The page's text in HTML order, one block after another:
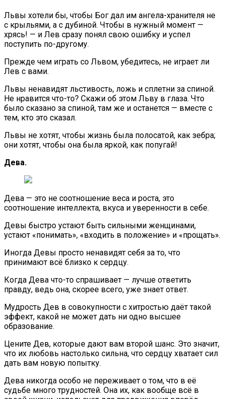
Львы хотели бы, чтобы Бог дал им ангела-хранителя не
с крыльями, а с дубиной. Чтобы в нужный момент —
хрясь! — и Лев сразу понял свою ошибку и успел
поступить по-другому.
Прежде чем играть со Львом, убедитесь, не играет ли
Лев с вами.
Львы ненавидят льстивость, ложь и сплетни за спиной.
Не нравится что-то? Скажи об этом Льву в глаза. Что
было сказано за спиной, там же и останется — вместе с
тем, кто это сказал.
Львы не хотят, чтобы жизнь была полосатой, как зебра;
они хотят, чтобы она была яркой, как попугай!
Дева.
Дева — это не соотношение веса и роста, это
соотношение интеллекта, вкуса и уверенности в себе.
Девы быстро устают быть сильными женщинами,
устают «понимать», «входить в положение» и «прощать».
Иногда Девы просто ненавидят себя за то, что
принимают всё близко к сердцу.
Когда Дева что-то спрашивает — лучше ответить
правду, ведь она, скорее всего, уже знает ответ.
Мудрость Дев в совокупности с хитростью даёт такой
эффект, какой не может дать ни одно высшее
образование.
Цените Дев, которые дают вам второй шанс. Это значит,
что их любовь настолько сильна, что сердцу хватает сил
дать вам новую попытку.
Дева никогда особо не переживает о том, что в её
судьбе много трудностей. Она их, как вообще всё в